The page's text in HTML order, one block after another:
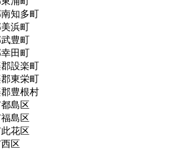
知多町
浜町
豊町
田町
設楽町
東栄町
豊根村
島区
島区
花区
区